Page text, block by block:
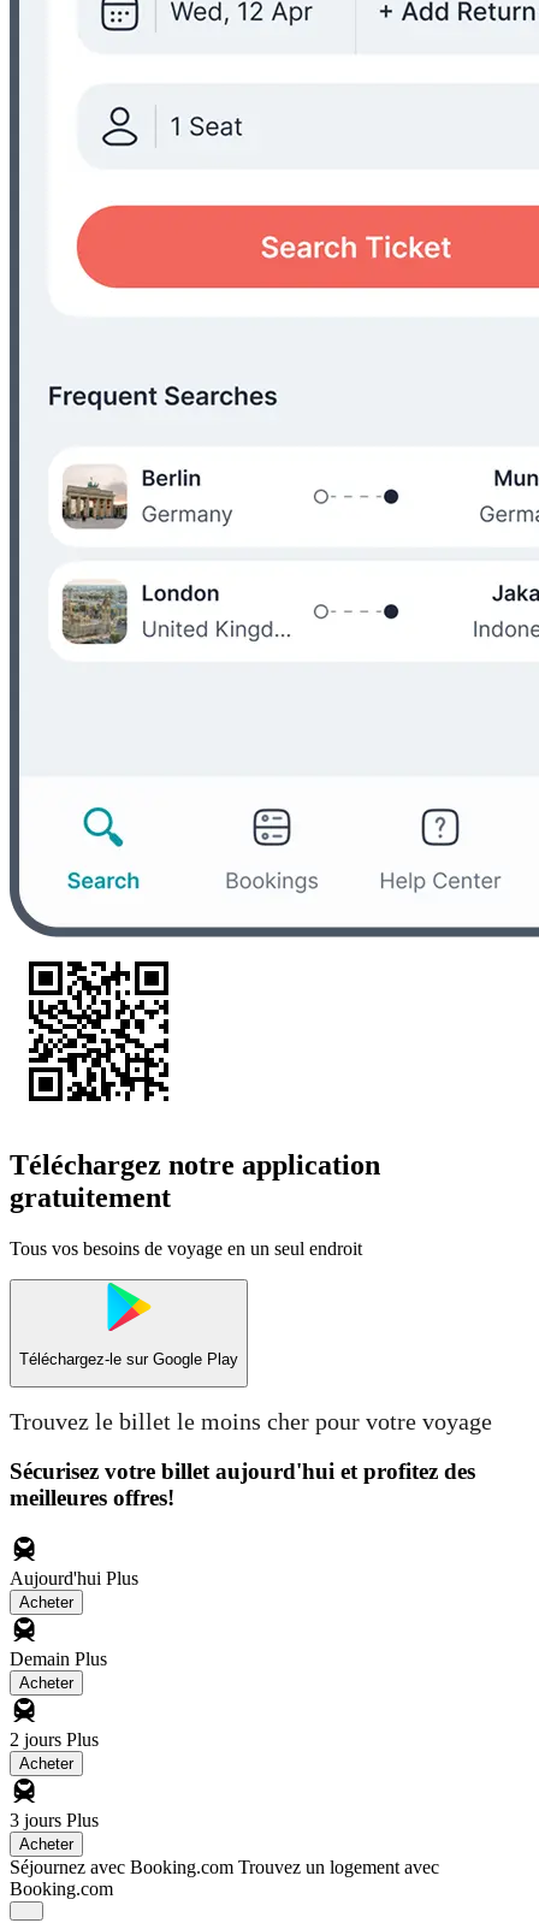
Téléchargez notre application
gratuitement
Tous vos besoins de voyage en un seul endroit
Téléchargez-le sur Google Play
Trouvez le billet le moins cher pour votre voyage
Sécurisez votre billet aujourd'hui et profitez des
meilleures offres!
Aujourd'hui Plus
Acheter
Demain Plus
Acheter
2 jours Plus
Acheter
3 jours Plus
Acheter
Séjournez avec Booking.com Trouvez un logement avec
Booking.com